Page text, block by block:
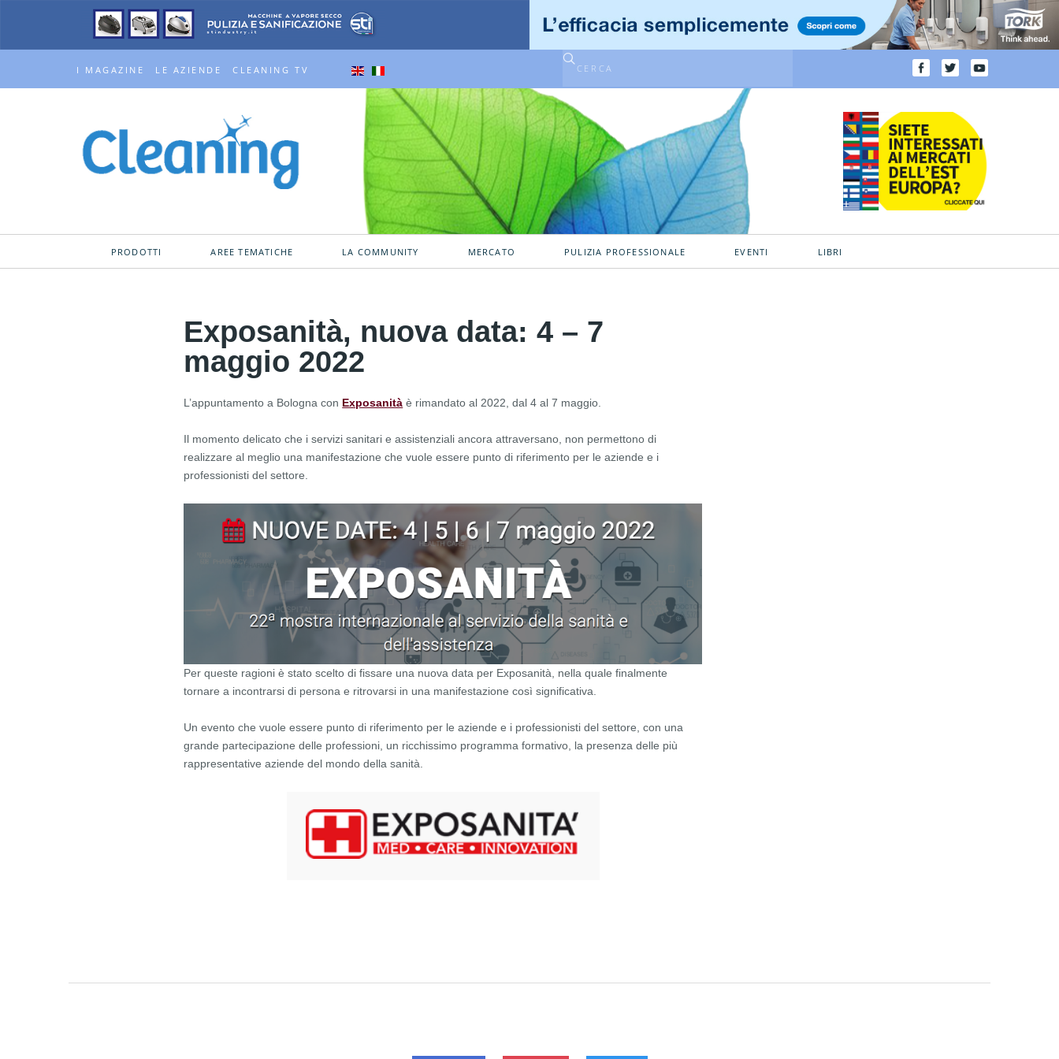
I MAGAZINE LE AZIENDE CLEANING TV
PRODOTTI AREE TEMATICHE LA COMMUNITY MERCATO PULIZIA PROFESSIONALE EVENTI LIBRI
Exposanità, nuova data: 4 – 7
maggio 2022
L’appuntamento a Bologna con Exposanità è rimandato al 2022, dal 4 al 7 maggio.
Il momento delicato che i servizi sanitari e assistenziali ancora attraversano, non permettono di
realizzare al meglio una manifestazione che vuole essere punto di riferimento per le aziende e i
professionisti del settore.
Per queste ragioni è stato scelto di fissare una nuova data per Exposanità, nella quale finalmente
tornare a incontrarsi di persona e ritrovarsi in una manifestazione così significativa.
Un evento che vuole essere punto di riferimento per le aziende e i professionisti del settore, con una
grande partecipazione delle professioni, un ricchissimo programma formativo, la presenza delle più
rappresentative aziende del mondo della sanità.